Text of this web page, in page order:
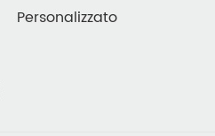
Personalizzato